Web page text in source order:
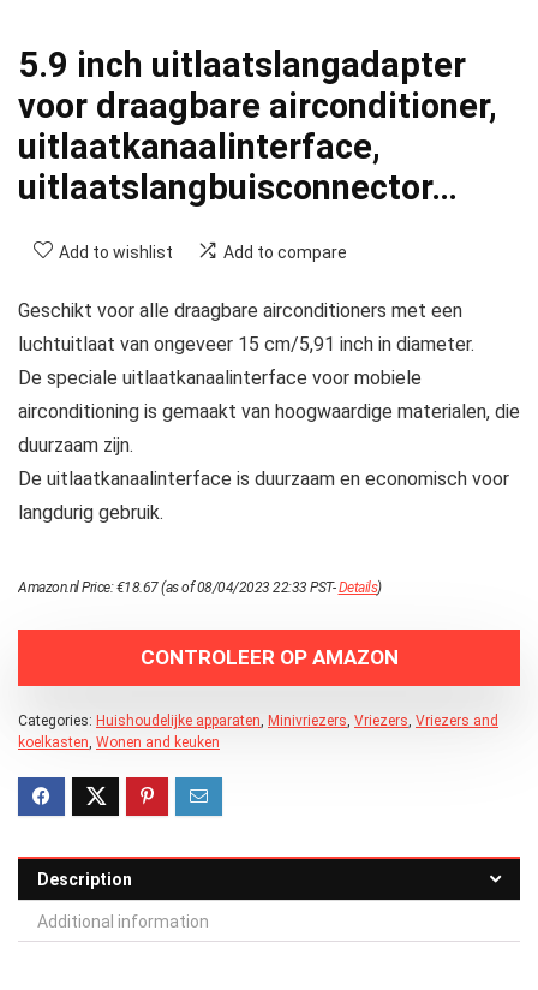
5.9 inch uitlaatslangadapter
voor draagbare airconditioner,
uitlaatkanaalinterface,
uitlaatslangbuisconnector…
Add to wishlist Add to compare
Geschikt voor alle draagbare airconditioners met een
luchtuitlaat van ongeveer 15 cm/5,91 inch in diameter.
De speciale uitlaatkanaalinterface voor mobiele
airconditioning is gemaakt van hoogwaardige materialen, die
duurzaam zijn.
De uitlaatkanaalinterface is duurzaam en economisch voor
langdurig gebruik.
Amazon.nl Price:€18.67(as of 08/04/2023 22:33 PST-Details)
CONTROLEER OP AMAZON
Categories: Huishoudelijke apparaten Minivriezers Vriezers Vriezers and
koelkasten Wonen and keuken
Description
Additional information